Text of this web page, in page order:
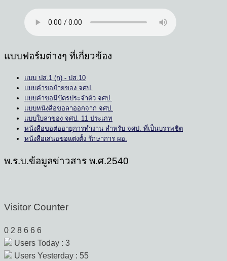
แบบฟอร์มต่างๆ ที่เกี่ยวข้อง
แบบ ปส.1 (ก) - ปส.10
แบบคำขอย้ายของ จศป.
แบบคำขอมีบัตรประจำตัว จศป.
แบบหนังสือขอลาออกจาก จศป.
แบบใบลาของ จศป. 11 ประเภท
หนังสือขอต่ออายุการทำงาน สำหรับ จศป. ที่เป็นบรรพชิต
หนังสือเสนอขอแต่งตั้ง รักษาการ ผอ.
พ.ร.บ.ข้อมูลข่าวสาร พ.ศ.2540
Visitor Counter
0 2 8 6 6 6
Users Today : 3
Users Yesterday : 55